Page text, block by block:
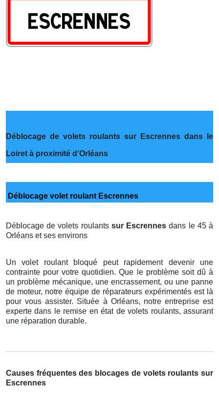
Déblocage de volets roulants sur Escrennes dans le
Loiret à proximité d’Orléans
Déblocage volet roulant Escrennes
Déblocage de volets roulants sur Escrennesdans le 45 à
Orléans et ses environs
Un volet roulant bloqué peut rapidement devenir une
contrainte pour votre quotidien. Que le problème soit dû à
un problème mécanique, une encrassement, ou une panne
de moteur, notre équipe de réparateurs expérimentés est là
pour vous assister. Située à Orléans, notre entreprise est
experte dans le remise en état de volets roulants, assurant
une réparation durable.
Causes fréquentes des blocages de volets roulants sur
Escrennes